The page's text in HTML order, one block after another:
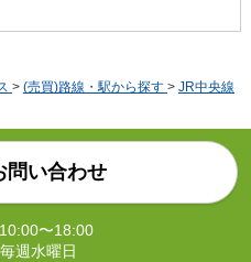
> (売買)路線・駅から探す > JR中央線
問い合わせ
10:00〜18:00
毎週水曜日